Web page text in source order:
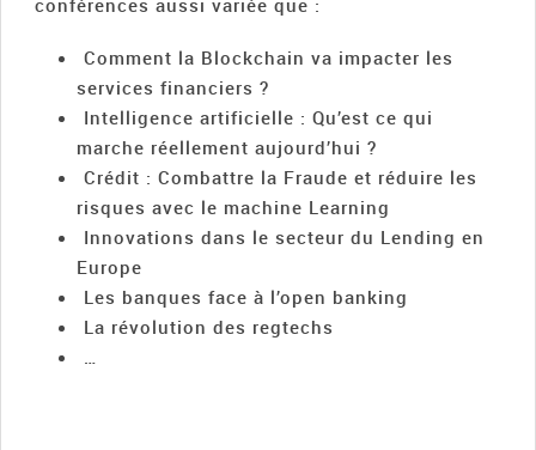
Comment la Blockchain va impacter les
services financiers ?
Intelligence artificielle : Qu’est ce qui
marche réellement aujourd’hui ?
Crédit : Combattre la Fraude et réduire les
risques avec le machine Learning
Innovations dans le secteur du Lending en
Europe
Les banques face à l’open banking
La révolution des regtechs